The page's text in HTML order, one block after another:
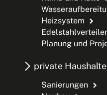
Heizsystem
Planung und
private Haushalte
Sanierungen